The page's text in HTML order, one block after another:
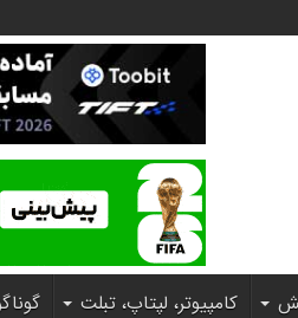
کامپیوتر، لپتاپ، تبلت